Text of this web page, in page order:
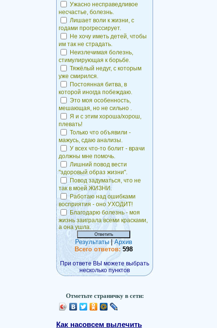
Ужасно несправедливое
несчастье, болезнь.
Лишает воли к жизни, с
годами прогрессирует.
Не хочу иметь детей, чтобы
им так не страдать.
Неизлечимая болезнь,
стимулирующая к борьбе.
Тяжёлый недуг, с которым
уже смирился.
Постоянная битва, в
которой иногда побеждаю.
Это моя особенность,
мешающая, но не сильно .
Я и с этим хороша/хорош,
плевать!
Только что объявили -
мажусь, сдаю анализы.
У всех что-то болит - врачи
должны мне помочь.
Лишний повод вести
"здоровый образ жизни".
Повод задуматься, что не
так в моей ЖИЗНИ.
Работаю над ошибками
восприятия - оно УХОДИТ!
Благодарю болезнь - моя
жизнь заиграла всеми красками,
а она ушла.
Результаты |Архив
Всего ответов:598
При ответе ВЫ можете выбрать
несколько пунктов
Отметьте страничку в сети:
Как насовсем вылечить